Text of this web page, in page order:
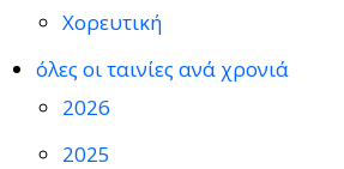
Χορευτική
όλες οι ταινίες ανά χρονιά
2026
2025